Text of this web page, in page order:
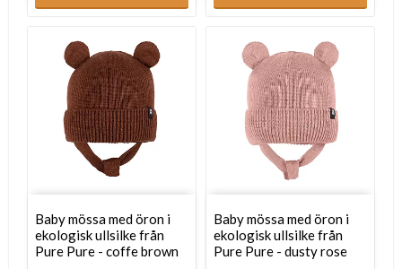
Baby mössa med öron i
ekologisk ullsilke från
Pure Pure - coffe brown
Baby mössa med öron i
ekologisk ullsilke från
Pure Pure - dusty rose